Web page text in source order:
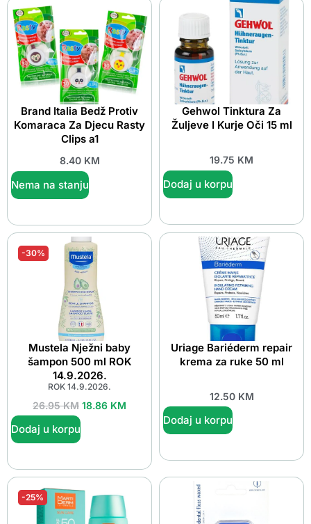
Brand Italia Bedž Protiv
Komaraca Za Djecu Rasty
Clips a1
8.40 KM
Nema na stanju
Gehwol Tinktura Za
Žuljeve I Kurje Oči 15 ml
19.75 KM
Dodaj u korpu
-30%
Mustela Nježni baby
šampon 500 ml ROK
14.9.2026.
ROK 14.9.2026.
26.95KM 18.86 KM
Dodaj u korpu
Uriage Bariéderm repair
krema za ruke 50 ml
12.50 KM
Dodaj u korpu
-25%